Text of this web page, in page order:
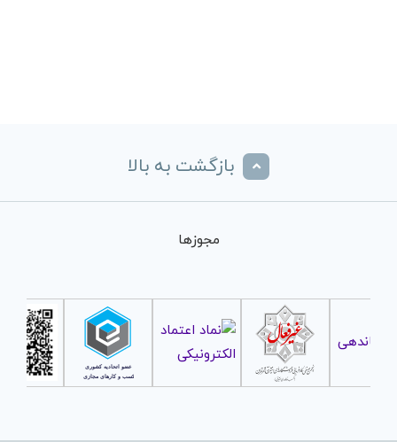
بازگشت به بالا
مجوزها